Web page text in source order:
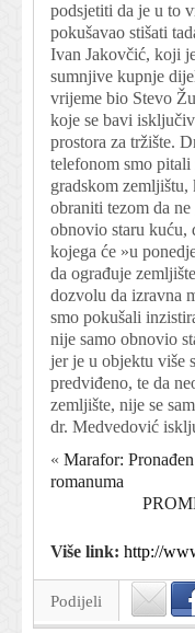
podsjetiti da je u to
pokušavao stišati
Ivan Jakovčić, koji
sumnjive kupnje
vrijeme bio Stevo
koje se bavi
prostora za tržište.
telefonom smo pitali
gradskom zemljištu,
obraniti tezom da
obnovio staru kuću,
kojega će »u
da ograđuje
dozvolu da izravna
smo pokušali
nije samo obnovio
jer je u objektu više
predviđeno, te da
zemljište, nije se
dr. Medvedović
« Marafor:
romanuma
Više link: http://
Podijeli